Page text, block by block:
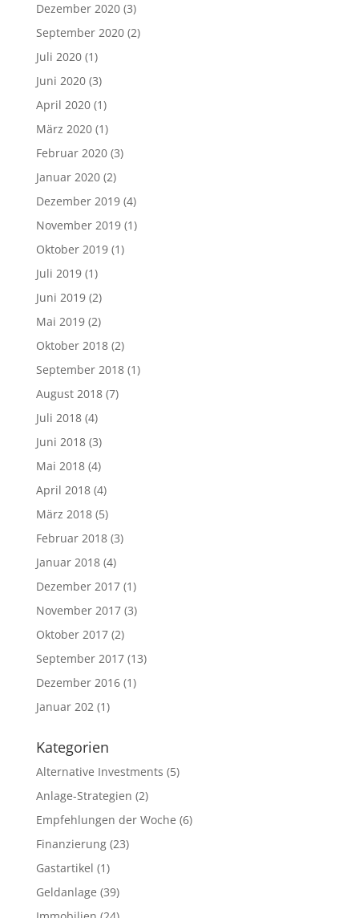
Dezember 2020(3)
September 2020(2)
Juli 2020(1)
Juni 2020(3)
April 2020(1)
März 2020(1)
Februar 2020(3)
Januar 2020(2)
Dezember 2019(4)
November 2019(1)
Oktober 2019(1)
Juli 2019(1)
Juni 2019(2)
Mai 2019(2)
Oktober 2018(2)
September 2018(1)
August 2018(7)
Juli 2018(4)
Juni 2018(3)
Mai 2018(4)
April 2018(4)
März 2018(5)
Februar 2018(3)
Januar 2018(4)
Dezember 2017(1)
November 2017(3)
Oktober 2017(2)
September 2017(13)
Dezember 2016(1)
Januar 202(1)
Kategorien
Alternative Investments (5)
Anlage-Strategien (2)
Empfehlungen der Woche (6)
Finanzierung(23)
Gastartikel (1)
Geldanlage (39)